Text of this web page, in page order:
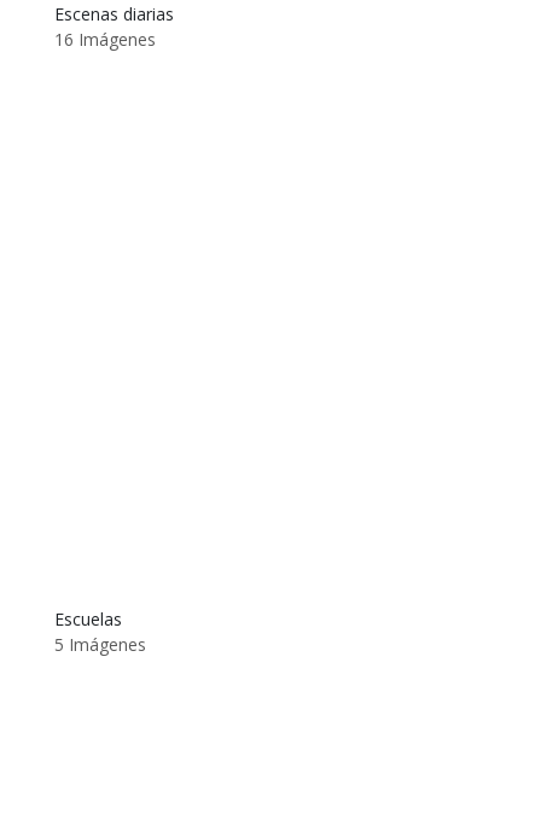
Escenas diarias
16 Imágenes
Escuelas
5 Imágenes